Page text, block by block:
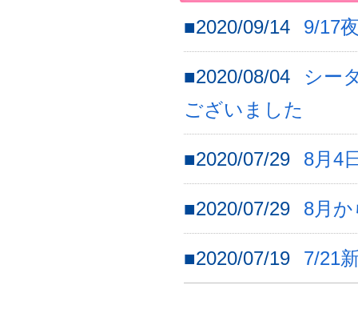
■2020/09/14 9/17
■2020/08/04
シー
ございました
■2020/07/29 8月4
■2020/07/29 8月
■2020/07/19 7/21